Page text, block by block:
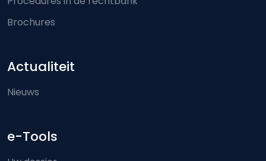
Brochures
Actualiteit
Nieuws
e-Tools